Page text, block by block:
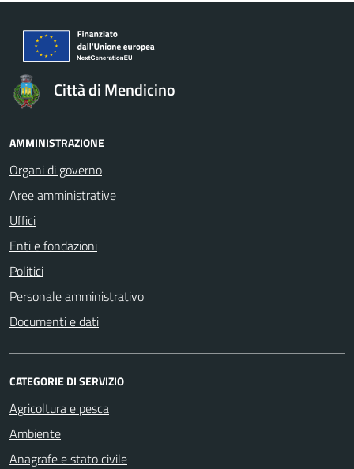
Città di Mendicino
AMMINISTRAZIONE
Organi di governo
Aree amministrative
Uffici
Enti e fondazioni
Politici
Personale amministrativo
Documenti e dati
CATEGORIE DI SERVIZIO
Agricoltura e pesca
Ambiente
Anagrafe e stato civile